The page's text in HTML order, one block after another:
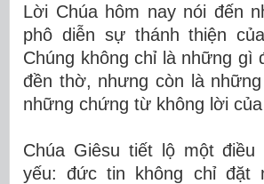
Lời Chúa hôm nay nói đến
phô diễn sự thánh thiện
Chúng không chỉ là những gì
đền thờ, nhưng còn là
những chứng từ không lời
Chúa Giêsu tiết lộ một điều
yếu: đức tin không chỉ đặt